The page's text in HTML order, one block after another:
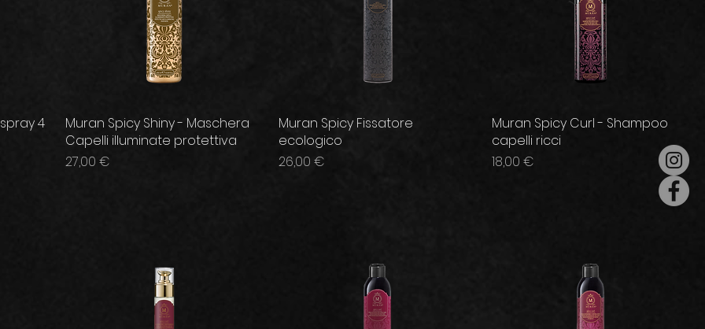
4
Muran Spicy Shiny - Maschera
Capelli illuminate protettiva
Prezzo
27,00 €
Muran Spicy Fissatore
ecologico
Prezzo
26,00 €
Muran Spicy Curl - Shampoo
capelli ricci
Prezzo
18,00 €